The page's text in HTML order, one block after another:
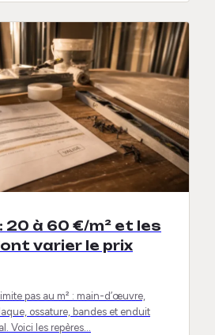
20 à 60 €/m² et les
varier le prix
pas au m² : main-d’œuvre,
ossature, bandes et enduit
Voici les repères…